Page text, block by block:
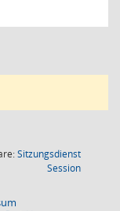
Sitzungsdienst
Session(Wird in